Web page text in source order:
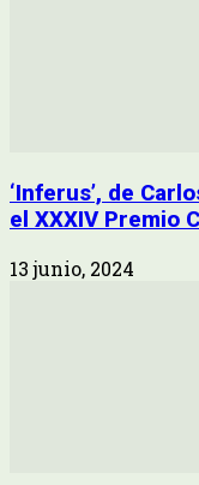
‘Inferus’, de
el XXXIV Premio
13 junio, 2024